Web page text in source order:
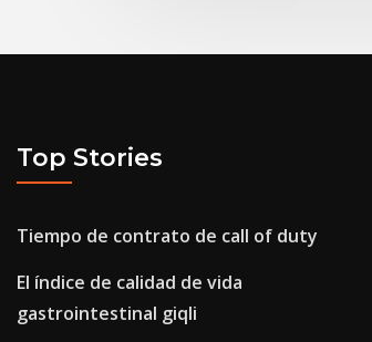
Top Stories
Tiempo de contrato de call of duty
El índice de calidad de vida
gastrointestinal giqli